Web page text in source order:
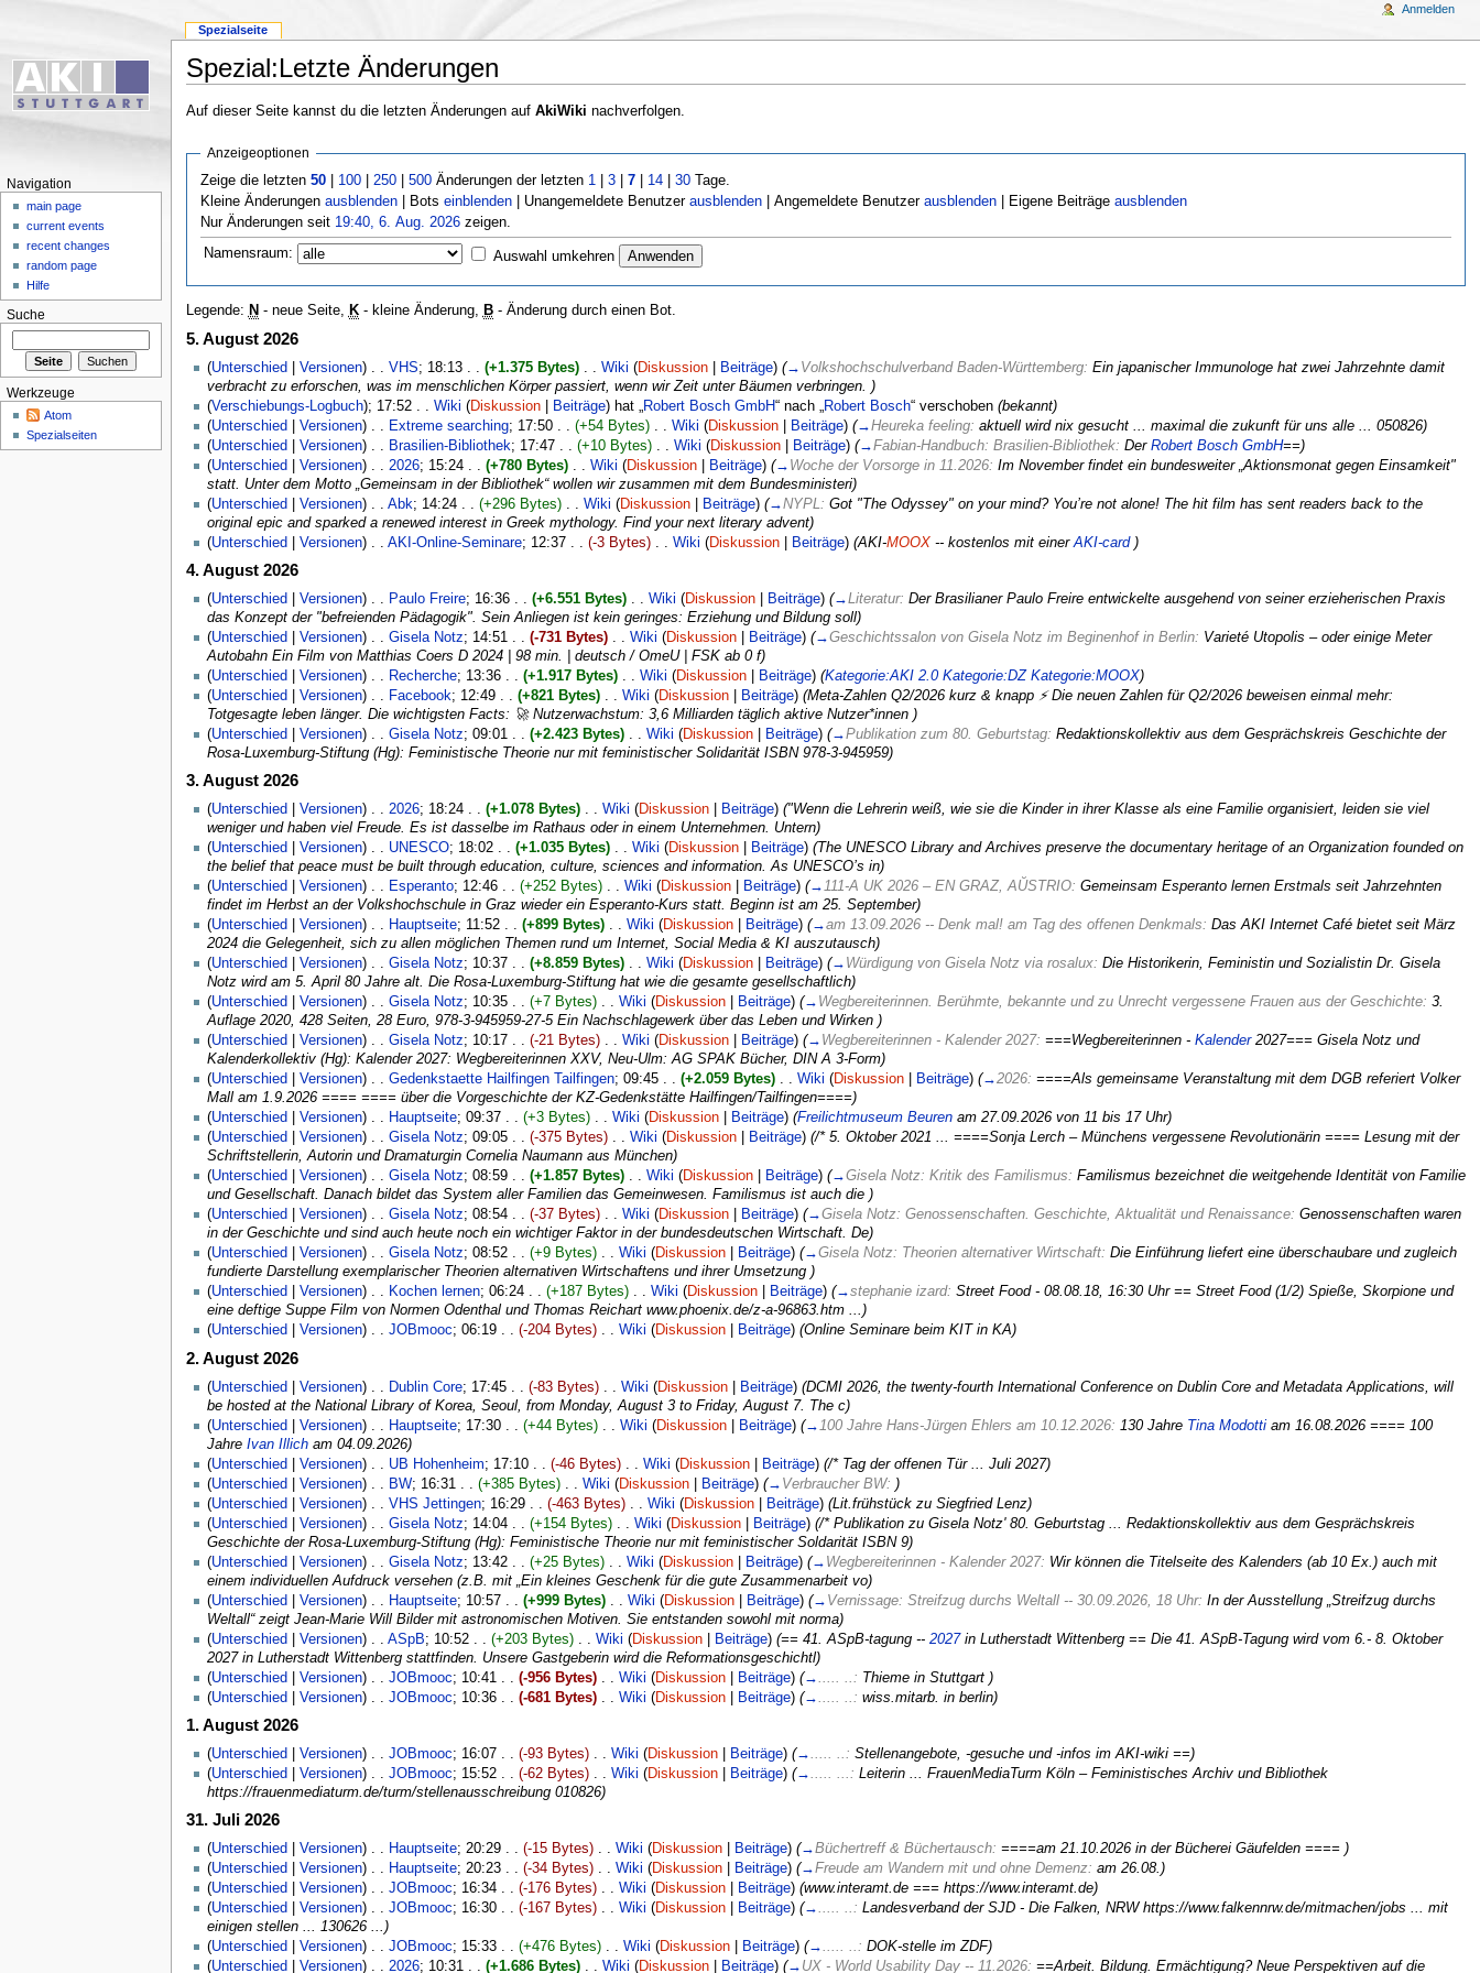
Spezial:Letzte Änderungen
Auf dieser Seite kannst du die letzten Änderungen auf AkiWiki nachverfolgen.
Anzeigeoptionen
Zeige die letzten50 100 |250 |500 Änderungen der letzten 1 |3 |7 14 |30 Tage.
Kleine Änderungenausblenden | Botseinblenden | Unangemeldete Benutzerausblenden | Angemeldete Benutzerausblenden | Eigene Beiträgeausblenden
Nur Änderungen seit 19:40, 6. Aug. 2026 zeigen.
Namensraum: Auswahl umkehren
Legende: N - neue Seite, K- kleine Änderung, B- Änderung durch einen Bot.
5. August 2026
(Unterschied Versionen) . . VHS‎; 18:13 . . (+1.375 Bytes). . Wiki (Diskussion| Beiträge) (→ Volkshochschulverband Baden-Württemberg: Ein japanischer Immunologe hat zwei Jahrzehnte damit
verbracht zu erforschen, was im menschlichen Körper passiert, wenn wir Zeit unter Bäumen verbringen. )
(Verschiebungs-Logbuch); 17:52 . . Wiki (Diskussion| Beiträge)hat „Robert Bosch GmbH“ nach „Robert Bosch“ verschoben (bekannt)
(Unterschied Versionen) . . Extreme searching‎; 17:50 . . (+54 Bytes). . Wiki (Diskussion| Beiträge) (→Heureka feeling: aktuell wird nix gesucht ... maximal die zukunft für uns alle ... 050826)
(Unterschied Versionen) . . Brasilien-Bibliothek‎; 17:47 . . (+10 Bytes). . Wiki (Diskussion| Beiträge) (→Fabian-Handbuch: Brasilien-Bibliothek: Der Robert Bosch GmbH==)
(Unterschied Versionen) . . 2026‎; 15:24 . . (+780 Bytes). . Wiki (Diskussion| Beiträge) (→ Woche der Vorsorge in 11.2026: Im November findet ein bundesweiter „Aktionsmonat gegen Einsamkeit"
statt. Unter dem Motto „Gemeinsam in der Bibliothek“ wollen wir zusammen mit dem Bundesministeri)
(Unterschied Versionen) . . Abk‎; 14:24 . . (+296 Bytes). . Wiki (Diskussion| Beiträge) (→NYPL: Got "The Odyssey" on your mind? You’re not alone! The hit film has sent readers back to the
original epic and sparked a renewed interest in Greek mythology. Find your next literary advent)
(Unterschied Versionen) . . AKI-Online-Seminare‎; 12:37 . . (-3 Bytes). . Wiki (Diskussion| Beiträge) (AKI-MOOX-- kostenlos mit einerAKI-card)
4. August 2026
(Unterschied Versionen) . . Paulo Freire‎; 16:36 . . (+6.551 Bytes). . Wiki (Diskussion| Beiträge) (→Literatur: Der Brasilianer Paulo Freire entwickelte ausgehend von seiner erzieherischen Praxis
das Konzept der "befreienden Pädagogik". Sein Anliegen ist kein geringes: Erziehung und Bildung soll)
(Unterschied Versionen) . . Gisela Notz‎; 14:51 . . (-731 Bytes). . Wiki (Diskussion| Beiträge) (→Geschichtssalon von Gisela Notz im Beginenhof in Berlin: Varieté Utopolis – oder einige Meter
Autobahn Ein Film von Matthias Coers D 2024 | 98 min. | deutsch / OmeU | FSK ab 0 f)
(Unterschied Versionen) . . Recherche‎; 13:36 . . (+1.917 Bytes). . Wiki (Diskussion| Beiträge) (Kategorie:AKI 2.0 Kategorie:DZ Kategorie:MOOX)
(Unterschied Versionen) . . Facebook‎; 12:49 . . (+821 Bytes). . Wiki (Diskussion| Beiträge) (Meta-Zahlen Q2/2026 kurz & knapp ⚡ Die neuen Zahlen für Q2/2026 beweisen einmal mehr:
Totgesagte leben länger. Die wichtigsten Facts: 🚀 Nutzerwachstum: 3,6 Milliarden täglich aktive Nutzer*innen )
(Unterschied Versionen) . . Gisela Notz‎; 09:01 . . (+2.423 Bytes). . Wiki (Diskussion| Beiträge) (→Publikation zum 80. Geburtstag: Redaktionskollektiv aus dem Gesprächskreis Geschichte der
Rosa-Luxemburg-Stiftung (Hg): Feministische Theorie nur mit feministischer Solidarität ISBN 978-3-945959)
3. August 2026
(Unterschied Versionen) . . 2026‎; 18:24 . . (+1.078 Bytes). . Wiki (Diskussion| Beiträge) ("Wenn die Lehrerin weiß, wie sie die Kinder in ihrer Klasse als eine Familie organisiert, leiden sie viel
weniger und haben viel Freude. Es ist dasselbe im Rathaus oder in einem Unternehmen. Untern)
(Unterschied Versionen) . . UNESCO‎; 18:02 . . (+1.035 Bytes). . Wiki (Diskussion| Beiträge) (The UNESCO Library and Archives preserve the documentary heritage of an Organization founded on
the belief that peace must be built through education, culture, sciences and information. As UNESCO’s in)
(Unterschied Versionen) . . Esperanto‎; 12:46 . . (+252 Bytes). . Wiki (Diskussion| Beiträge) (→111-A UK 2026 – EN GRAZ, AŬSTRIO: Gemeinsam Esperanto lernen Erstmals seit Jahrzehnten
findet im Herbst an der Volkshochschule in Graz wieder ein Esperanto-Kurs statt. Beginn ist am 25. September)
(Unterschied Versionen) . . Hauptseite‎; 11:52 . . (+899 Bytes). . Wiki (Diskussion| Beiträge) (→am 13.09.2026 -- Denk mal! am Tag des offenen Denkmals: Das AKI Internet Café bietet seit März
2024 die Gelegenheit, sich zu allen möglichen Themen rund um Internet, Social Media & KI auszutausch)
(Unterschied Versionen) . . Gisela Notz‎; 10:37 . . (+8.859 Bytes). . Wiki (Diskussion| Beiträge) (→ Würdigung von Gisela Notz via rosalux: Die Historikerin, Feministin und Sozialistin Dr. Gisela
Notz wird am 5. April 80 Jahre alt. Die Rosa-Luxemburg-Stiftung hat wie die gesamte gesellschaftlich)
(Unterschied Versionen) . . Gisela Notz‎; 10:35 . . (+7 Bytes). . Wiki (Diskussion| Beiträge) (→ Wegbereiterinnen. Berühmte, bekannte und zu Unrecht vergessene Frauen aus der Geschichte: 3.
Auflage 2020, 428 Seiten, 28 Euro, 978-3-945959-27-5 Ein Nachschlagewerk über das Leben und Wirken )
(Unterschied Versionen) . . Gisela Notz‎; 10:17 . . (-21 Bytes). . Wiki (Diskussion| Beiträge) (→ Wegbereiterinnen - Kalender 2027: ===Wegbereiterinnen - Kalender2027=== Gisela Notz und
Kalenderkollektiv (Hg): Kalender 2027: Wegbereiterinnen XXV, Neu-Ulm: AG SPAK Bücher, DIN A 3-Form)
(Unterschied Versionen) . . Gedenkstaette Hailfingen Tailfingen‎; 09:45 . . (+2.059 Bytes). . Wiki (Diskussion| Beiträge) (→2026: ====Als gemeinsame Veranstaltung mit dem DGB referiert Volker
Mall am 1.9.2026 ==== ==== über die Vorgeschichte der KZ-Gedenkstätte Hailfingen/Tailfingen====)
(Unterschied Versionen) . . Hauptseite‎; 09:37 . . (+3 Bytes). . Wiki (Diskussion| Beiträge) (Freilichtmuseum Beurenam 27.09.2026 von 11 bis 17 Uhr)
(Unterschied Versionen) . . Gisela Notz‎; 09:05 . . (-375 Bytes). . Wiki (Diskussion| Beiträge) (/* 5. Oktober 2021 ... ====Sonja Lerch – Münchens vergessene Revolutionärin ==== Lesung mit der
Schriftstellerin, Autorin und Dramaturgin Cornelia Naumann aus München)
(Unterschied Versionen) . . Gisela Notz‎; 08:59 . . (+1.857 Bytes). . Wiki (Diskussion| Beiträge) (→Gisela Notz: Kritik des Familismus: Familismus bezeichnet die weitgehende Identität von Familie
und Gesellschaft. Danach bildet das System aller Familien das Gemeinwesen. Familismus ist auch die )
(Unterschied Versionen) . . Gisela Notz‎; 08:54 . . (-37 Bytes). . Wiki (Diskussion| Beiträge) (→Gisela Notz: Genossenschaften. Geschichte, Aktualität und Renaissance: Genossenschaften waren
in der Geschichte und sind auch heute noch ein wichtiger Faktor in der bundesdeutschen Wirtschaft. De)
(Unterschied Versionen) . . Gisela Notz‎; 08:52 . . (+9 Bytes). . Wiki (Diskussion| Beiträge) (→Gisela Notz: Theorien alternativer Wirtschaft: Die Einführung liefert eine überschaubare und zugleich
fundierte Darstellung exemplarischer Theorien alternativen Wirtschaftens und ihrer Umsetzung )
(Unterschied Versionen) . . Kochen lernen‎; 06:24 . . (+187 Bytes). . Wiki (Diskussion| Beiträge) (→stephanie izard: Street Food - 08.08.18, 16:30 Uhr == Street Food (1/2) Spieße, Skorpione und
eine deftige Suppe Film von Normen Odenthal und Thomas Reichart www.phoenix.de/z-a-96863.htm ...)
(Unterschied Versionen) . . JOBmooc‎; 06:19 . . (-204 Bytes). . Wiki (Diskussion| Beiträge) (Online Seminare beim KIT in KA)
2. August 2026
(Unterschied Versionen) . . Dublin Core‎; 17:45 . . (-83 Bytes). . Wiki (Diskussion| Beiträge) (DCMI 2026, the twenty-fourth International Conference on Dublin Core and Metadata Applications, will
be hosted at the National Library of Korea, Seoul, from Monday, August 3 to Friday, August 7. The c)
(Unterschied Versionen) . . Hauptseite‎; 17:30 . . (+44 Bytes). . Wiki (Diskussion| Beiträge) (→ 100 Jahre Hans-Jürgen Ehlers am 10.12.2026: 130 Jahre Tina Modottiam 16.08.2026 ==== 100
Jahre Ivan Illicham 04.09.2026)
(Unterschied Versionen) . . UB Hohenheim‎; 17:10 . . (-46 Bytes). . Wiki (Diskussion| Beiträge) (/* Tag der offenen Tür ... Juli 2027)
(Unterschied Versionen) . . BW‎; 16:31 . . (+385 Bytes). . Wiki (Diskussion| Beiträge) (→ Verbraucher BW: )
(Unterschied Versionen) . . VHS Jettingen‎; 16:29 . . (-463 Bytes). . Wiki (Diskussion| Beiträge) (Lit.frühstück zu Siegfried Lenz)
(Unterschied Versionen) . . Gisela Notz‎; 14:04 . . (+154 Bytes). . Wiki (Diskussion| Beiträge) (/* Publikation zu Gisela Notz' 80. Geburtstag ... Redaktionskollektiv aus dem Gesprächskreis
Geschichte der Rosa-Luxemburg-Stiftung (Hg): Feministische Theorie nur mit feministischer Soldarität ISBN 9)
(Unterschied Versionen) . . Gisela Notz‎; 13:42 . . (+25 Bytes). . Wiki (Diskussion| Beiträge) (→ Wegbereiterinnen - Kalender 2027: Wir können die Titelseite des Kalenders (ab 10 Ex.) auch mit
einem individuellen Aufdruck versehen (z.B. mit „Ein kleines Geschenk für die gute Zusammenarbeit vo)
(Unterschied Versionen) . . Hauptseite‎; 10:57 . . (+999 Bytes). . Wiki (Diskussion| Beiträge) (→ Vernissage: Streifzug durchs Weltall -- 30.09.2026, 18 Uhr: In der Ausstellung „Streifzug durchs
Weltall“ zeigt Jean-Marie Will Bilder mit astronomischen Motiven. Sie entstanden sowohl mit norma)
(Unterschied Versionen) . . ASpB‎; 10:52 . . (+203 Bytes). . Wiki (Diskussion| Beiträge) (== 41. ASpB-tagung -- 2027in Lutherstadt Wittenberg == Die 41. ASpB-Tagung wird vom 6.- 8. Oktober
2027 in Lutherstadt Wittenberg stattfinden. Unsere Gastgeberin wird die Reformationsgeschichtl)
(Unterschied Versionen) . . JOBmooc‎; 10:41 . . (-956 Bytes). . Wiki (Diskussion| Beiträge) (→ ..... ..: Thieme in Stuttgart )
(Unterschied Versionen) . . JOBmooc‎; 10:36 . . (-681 Bytes). . Wiki (Diskussion| Beiträge) (→ ..... ..: wiss.mitarb. in berlin)
1. August 2026
(Unterschied Versionen) . . JOBmooc‎; 16:07 . . (-93 Bytes). . Wiki (Diskussion| Beiträge) (→..... ..: Stellenangebote, -gesuche und -infos im AKI-wiki ==)
(Unterschied Versionen) . . JOBmooc‎; 15:52 . . (-62 Bytes). . Wiki (Diskussion| Beiträge) (→..... ...: Leiterin ... FrauenMediaTurm Köln – Feministisches Archiv und Bibliothek
https://frauenmediaturm.de/turm/stellenausschreibung 010826)
31. Juli 2026
(Unterschied Versionen) . . Hauptseite‎; 20:29 . . (-15 Bytes). . Wiki (Diskussion| Beiträge) (→Büchertreff & Büchertausch: ====am 21.10.2026 in der Bücherei Gäufelden ==== )
(Unterschied Versionen) . . Hauptseite‎; 20:23 . . (-34 Bytes). . Wiki (Diskussion| Beiträge) (→Freude am Wandern mit und ohne Demenz: am 26.08.)
(Unterschied Versionen) . . JOBmooc‎; 16:34 . . (-176 Bytes). . Wiki (Diskussion| Beiträge) (www.interamt.de === https://www.interamt.de)
(Unterschied Versionen) . . JOBmooc‎; 16:30 . . (-167 Bytes). . Wiki (Diskussion| Beiträge) (→..... ..: Landesverband der SJD - Die Falken, NRW https://www.falkennrw.de/mitmachen/jobs ... mit
einigen stellen ... 130626 ...)
(Unterschied Versionen) . . JOBmooc‎; 15:33 . . (+476 Bytes). . Wiki (Diskussion| Beiträge) (→..... ..: DOK-stelle im ZDF)
(Unterschied Versionen) . . 2026‎; 10:31 . . (+1.686 Bytes). . Wiki (Diskussion| Beiträge) (→ UX - World Usability Day -- 11.2026: ==Arbeit. Bildung. Ermächtigung? Neue Perspektiven auf die
Spezialseite
Anmelden
Navigation
main page
current events
recent changes
random page
Hilfe
Suche
Werkzeuge
Atom
Spezialseiten